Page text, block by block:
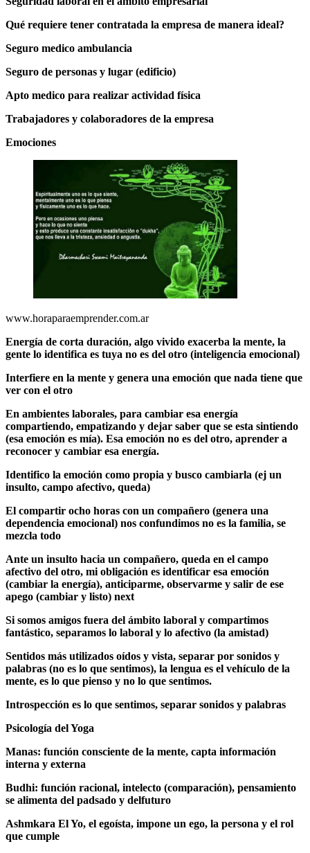
Qué requiere tener contratada la empresa de manera ideal?
Seguro medico ambulancia
Seguro de personas y lugar (edificio)
Apto medico para realizar actividad física
Trabajadores y colaboradores de la empresa
Emociones
www.horaparaemprender.com.ar
Energía de corta duración, algo vivido exacerba la mente, la
gente lo identifica es tuya no es del otro (inteligencia emocional)
Interfiere en la mente y genera una emoción que nada tiene que
ver con el otro
En ambientes laborales, para cambiar esa energía
compartiendo, empatizando y dejar saber que se esta sintiendo
(esa emoción es mía). Esa emoción no es del otro, aprender a
reconocer y cambiar esa energía.
Identifico la emoción como propia y busco cambiarla (ej un
insulto, campo afectivo, queda)
El compartir ocho horas con un compañero (genera una
dependencia emocional) nos confundimos no es la familia, se
mezcla todo
Ante un insulto hacia un compañero, queda en el campo
afectivo del otro, mi obligación es identificar esa emoción
(cambiar la energía), anticiparme, observarme y salir de ese
apego (cambiar y listo) next
Si somos amigos fuera del ámbito laboral y compartimos
fantástico, separamos lo laboral y lo afectivo (la amistad)
Sentidos más utilizados oídos y vista, separar por sonidos y
palabras (no es lo que sentimos), la lengua es el vehículo de la
mente, es lo que pienso y no lo que sentimos.
Introspección es lo que sentimos, separar sonidos y palabras
Psicología del Yoga
Manas: función consciente de la mente, capta información
interna y externa
Budhi: función racional, intelecto (comparación), pensamiento
se alimenta del padsado y delfuturo
Ashmkara El Yo, el egoísta, impone un ego, la persona y el rol
que cumple